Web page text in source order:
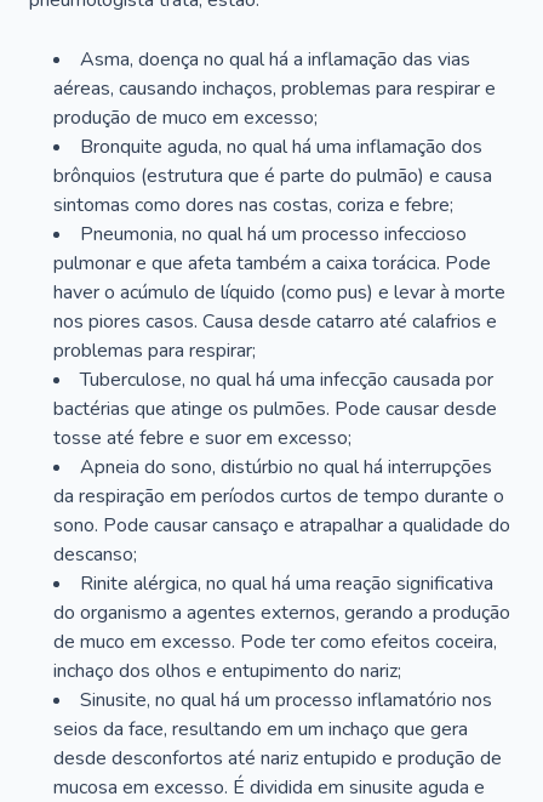
Asma, doença no qual há a inflamação das vias
aéreas, causando inchaços, problemas para respirar e
produção de muco em excesso;
Bronquite aguda, no qual há uma inflamação dos
brônquios (estrutura que é parte do pulmão) e causa
sintomas como dores nas costas, coriza e febre;
Pneumonia, no qual há um processo infeccioso
pulmonar e que afeta também a caixa torácica. Pode
haver o acúmulo de líquido (como pus) e levar à morte
nos piores casos. Causa desde catarro até calafrios e
problemas para respirar;
Tuberculose, no qual há uma infecção causada por
bactérias que atinge os pulmões. Pode causar desde
tosse até febre e suor em excesso;
Apneia do sono, distúrbio no qual há interrupções
da respiração em períodos curtos de tempo durante o
sono. Pode causar cansaço e atrapalhar a qualidade do
descanso;
Rinite alérgica, no qual há uma reação significativa
do organismo a agentes externos, gerando a produção
de muco em excesso. Pode ter como efeitos coceira,
inchaço dos olhos e entupimento do nariz;
Sinusite, no qual há um processo inflamatório nos
seios da face, resultando em um inchaço que gera
desde desconfortos até nariz entupido e produção de
mucosa em excesso. É dividida em sinusite aguda e